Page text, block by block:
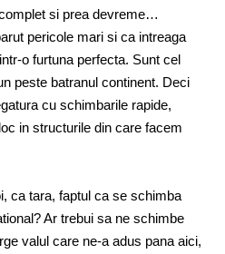
si prea devreme…
pericole mari si ca intreaga
o furtuna perfecta. Sunt cel
peste batranul continent. Deci
cu schimbarile rapide,
in structurile din care facem
ca tara, faptul ca se schimba
Ar trebui sa ne schimbe
valul care ne-a adus pana aici,